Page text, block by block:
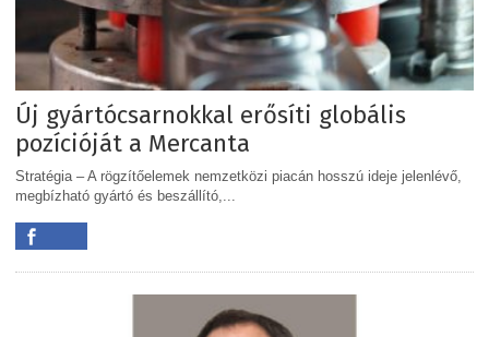
Új gyártócsarnokkal erősíti globális
pozícióját a Mercanta
Stratégia – A rögzítőelemek nemzetközi piacán hosszú ideje jelenlévő,
megbízható gyártó és beszállító,...